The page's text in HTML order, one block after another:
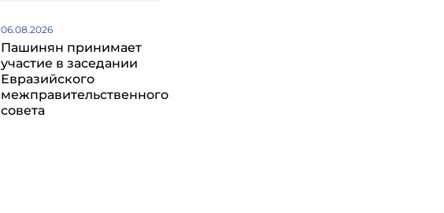
06.08.2026
Пашинян принимает
участие в заседании
Евразийского
межправительственного
совета